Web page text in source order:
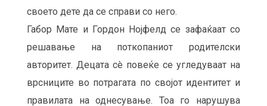
своето дете да се справи со него.
Габор Мате и Гордон Нојфелд се зафаќаат со
решавање на поткопаниот родителски
авторитет. Децата сè повеќе се угледуваат на
врсниците во потрагата по својот идентитет и
правилата на однесување. Тоа го нарушува